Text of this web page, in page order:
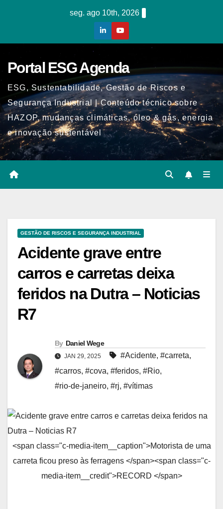
seg. ago 10th, 2026
Portal ESG Agenda
ESG, Sustentabilidade, Gestão de Riscos e
Segurança Industrial | Conteúdo técnico sobre
HAZOP, mudanças climáticas, óleo & gás, energia
e inovação sustentável
GESTÃO DE RISCOS E SEGURANÇA INDUSTRIAL
Acidente grave entre
carros e carretas deixa
feridos na Dutra – Noticias
R7
By Daniel Wege
JAN 29, 2025 #Acidente, #carreta,
#carros, #cova, #feridos, #Rio,
#rio-de-janeiro, #rj, #vítimas
<span class="c-media-item__caption">Motorista de uma
carreta ficou preso às ferragens </span><span class="c-
media-item__credit">RECORD </span>